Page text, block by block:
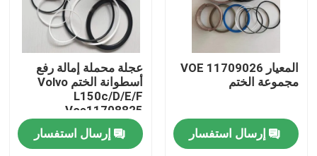
معلومات عنا
اتصل بنا
المعيار VOE 11709026
مجموعة الختم
إرسال استفسار
عجلة محملة إمالة رفع
أسطوانة الختم Volvo
L150c/D/E/F
Voe11708825
11709018 11709025
11709026 11709028
إرسال استفسار